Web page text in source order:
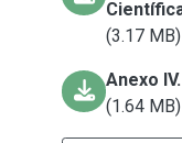
(3.17 MB)
Anexo
(1.64 MB)